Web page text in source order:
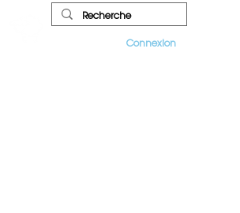
Connexion